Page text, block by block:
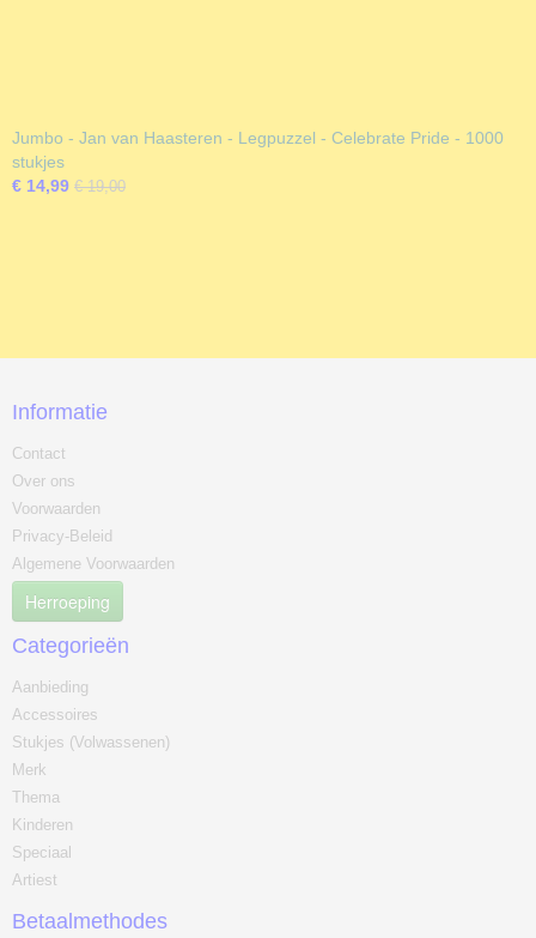
Jumbo - Jan van Haasteren - Legpuzzel - Celebrate Pride - 1000
stukjes
€ 14,99 € 19,00
Informatie
Contact
Over ons
Voorwaarden
Privacy-Beleid
Algemene Voorwaarden
Herroeping
Categorieën
Aanbieding
Accessoires
Stukjes (Volwassenen)
Merk
Thema
Kinderen
Speciaal
Artiest
Betaalmethodes